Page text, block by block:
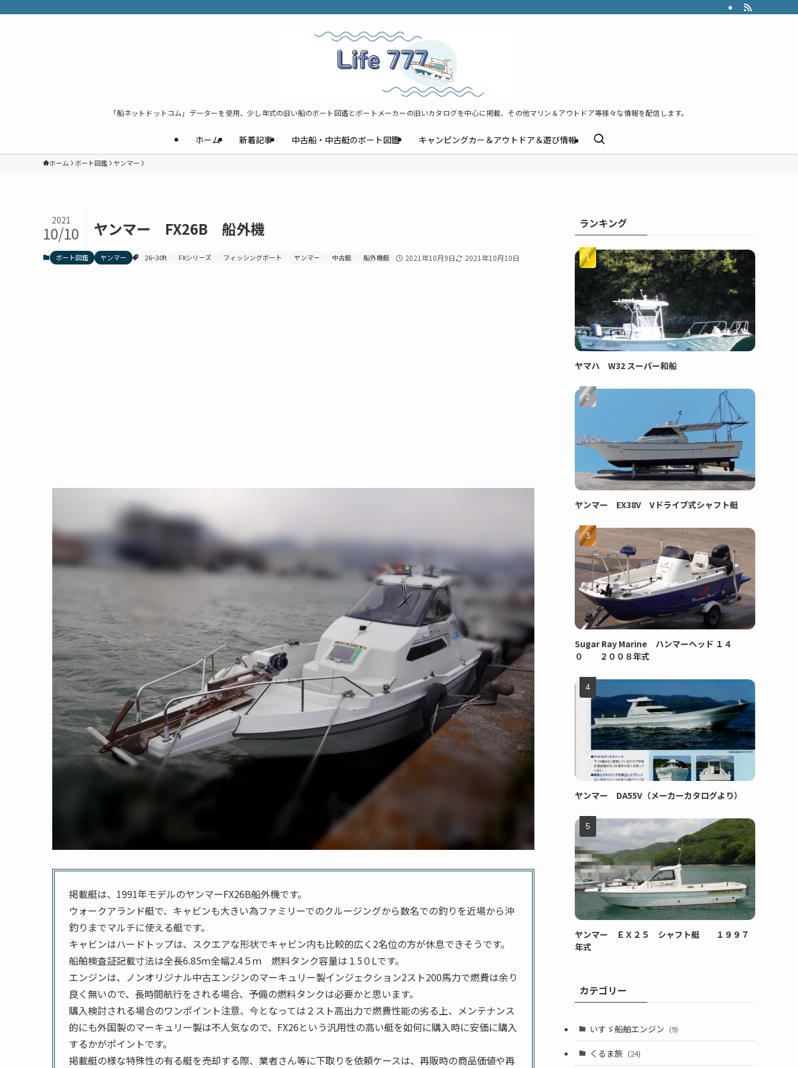
「船ネットドットコム」データーを使用、少し年式の旧い船のボート図鑑とボートメーカーの旧いカタログを中心に掲載、その他マリン＆アウトドア等様々な情報を配信します。
ホーム 新着記事 中古船・中古艇のボート図鑑 キャンピングカー＆アウトドア＆遊び情報
ホーム ボート図鑑 ヤンマー
ヤンマー FX26B 船外機
2021
10/10
ボート図鑑 ヤンマー 26~30ft FXシリーズ フィッシングボート ヤンマー 中古艇 船外機艇 2021年10月9日 2021年10月10日
掲載艇は、1991年モデルのヤンマーFX26B船外機です。
ウォークアランド艇で、キャビンも大きい為ファミリーでのクルージングから数名での釣りを近場から沖
釣りまでマルチに使える艇です。
キャビンはハードトップは、スクエアな形状でキャビン内も比較的広く2名位の方が休息できそうです。
船舶検査証記載寸法は全長6.85ｍ全幅2.4５ｍ 燃料タンク容量は１5０Lです。
エンジンは、ノンオリジナル中古エンジンのマーキュリー製インジェクション2スト200馬力で燃費は余り
良く無いので、長時間航行をされる場合、予備の燃料タンクは必要かと思います。
購入検討される場合のワンポイント注意、今となっては２スト高出力で燃費性能の劣る上、メンテナンス
的にも外国製のマーキュリー製は不人気なので、FX26という汎用性の高い艇を如何に購入時に安価に購入
するかがポイントです。
掲載艇の様な特殊性の有る艇を売却する際、業者さん等に下取りを依頼ケースは、再販時の商品価値や再
ランキング
ヤマハ W32 スーパー和船
ヤンマー EX38V Vドライブ式シャフト艇
Sugar Ray Marine ハンマーヘッド １４
０ ２００８年式
ヤンマー DA55V（メーカーカタログより）
ヤンマー ＥＸ２５ シャフト艇 １９９７
年式
カテゴリー
いすゞ船舶エンジン (9)
くるま旅 (24)